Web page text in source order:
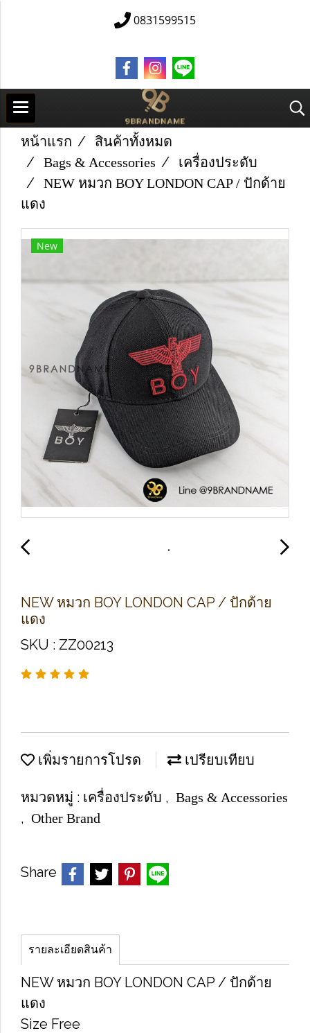
0831599515
หน้าแรก
สินค้าทั้งหมด
Bags & Accessories
เครื่องประดับ
NEW หมวก BOY LONDON CAP / ปักด้าย
แดง
New
NEW หมวก BOY LONDON CAP / ปักด้าย
แดง
SKU : ZZ00213
เพิ่มรายการโปรด เปรียบเทียบ
หมวดหมู่ : เครื่องประดับ , Bags & Accessories
, Other Brand
Share
รายละเอียดสินค้า
NEW หมวก BOY LONDON CAP / ปักด้าย
แดง
Size Free